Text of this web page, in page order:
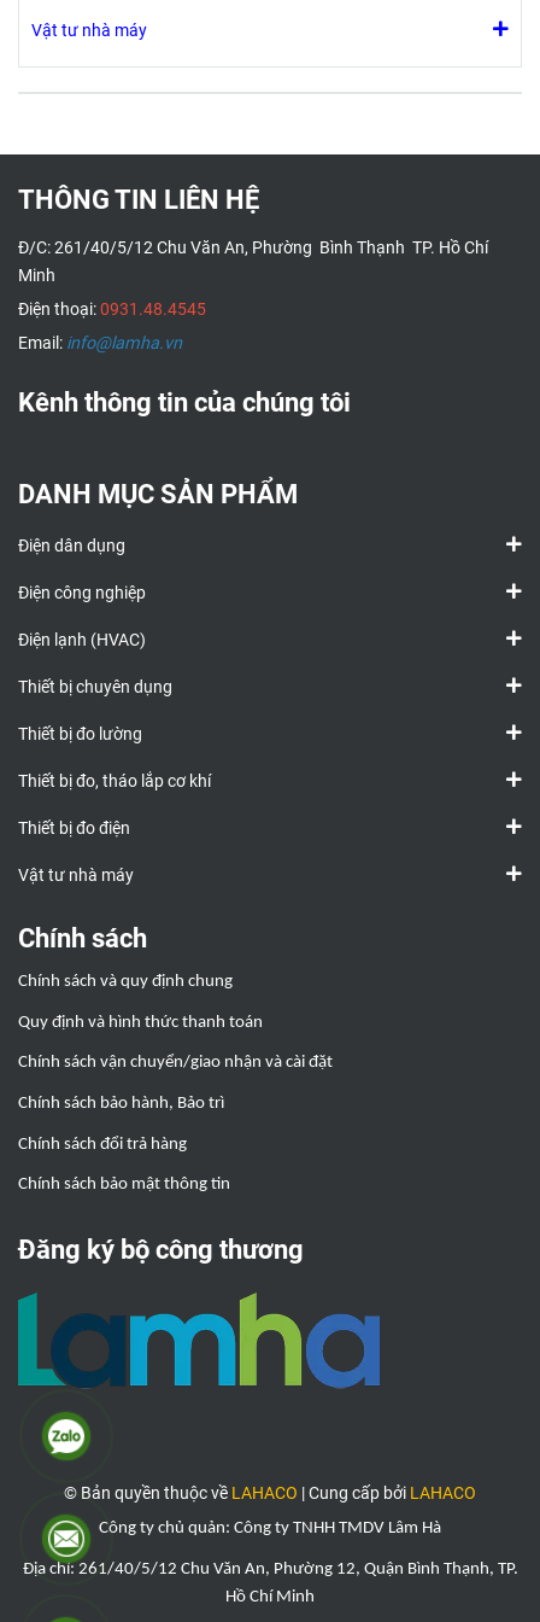
Vật tư nhà máy
THÔNG TIN LIÊN HỆ
Đ/C: 261/40/5/12 Chu Văn An, Phường Bình Thạnh TP. Hồ Chí
Minh
Điện thoại:0931.48.4545
Email: info@lamha.vn
Kênh thông tin của chúng tôi
DANH MỤC SẢN PHẨM
Điện dân dụng
Điện công nghiệp
Điện lạnh (HVAC)
Thiết bị chuyên dụng
Thiết bị đo lường
Thiết bị đo, tháo lắp cơ khí
Thiết bị đo điện
Vật tư nhà máy
Chính sách
Chính sách và quy định chung
Quy định và hình thức thanh toán
Chính sách vận chuyển/giao nhận và cài đặt
Chính sách bảo hành, Bảo trì
Chính sách đổi trả hàng
Chính sách bảo mật thông tin
Đăng ký bộ công thương
© Bản quyền thuộc về LAHACO |Cung cấp bởi LAHACO
Công ty chủ quản: Công ty TNHH TMDV Lâm Hà
Địa chỉ: 261/40/5/12 Chu Văn An, Phường 12, Quận Bình Thạnh, TP.
Hồ Chí Minh